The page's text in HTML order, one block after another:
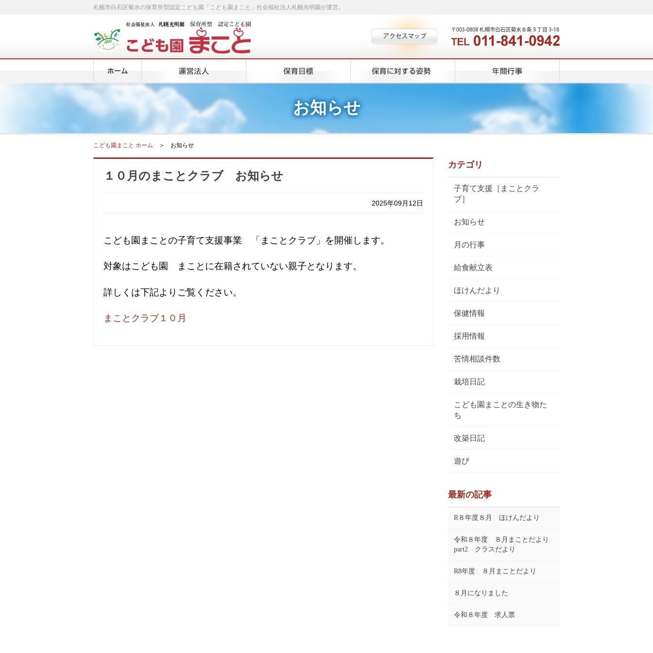
札幌市白石区菊水の保育所型認定こども園「こども園まこと」社会福祉法人札幌光明園が運営。
お知らせ
こども園まこと ホーム ＞ お知らせ
１０月のまことクラブ お知らせ
2025年09月12日
こども園まことの子育て支援事業 「まことクラブ」を開催します。
対象はこども園 まことに在籍されていない親子となります。
詳しくは下記よりご覧ください。
まことクラブ１０月
カテゴリ
子育て支援［まことクラ
ブ］
お知らせ
月の行事
給食献立表
ほけんだより
保健情報
採用情報
苦情相談件数
栽培日記
こども園まことの生き物た
ち
改築日記
遊び
最新の記事
R８年度８月 ほけんだより
令和８年度 ８月まことだより
part2 クラスだより
R8年度 ８月まことだより
８月になりました
令和８年度 求人票